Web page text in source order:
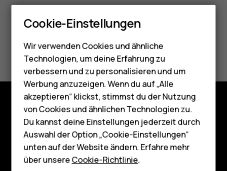
Smartphones
Feature Phones
Telefone für Senioren
Zubehör
HMD Terra M
Für Unternehmen
Tablets
Shop
Did you find this helpful?
Ja Nein
Shop
Über
Planet and people
Cookie-Einstellungen
Wir verwenden Cookies und ähnliche
Technologien, um deine Erfahrung zu
verbessern und zu personalisieren und um
Werbung anzuzeigen. Wenn du auf „Alle
akzeptieren“ klickst, stimmst du der Nutzung
von Cookies und ähnlichen Technologien zu.
Du kannst deine Einstellungen jederzeit durch
Auswahl der Option „Cookie-Einstellungen“
unten auf der Website ändern. Erfahre mehr
über unsereCookie-Richtlinie.